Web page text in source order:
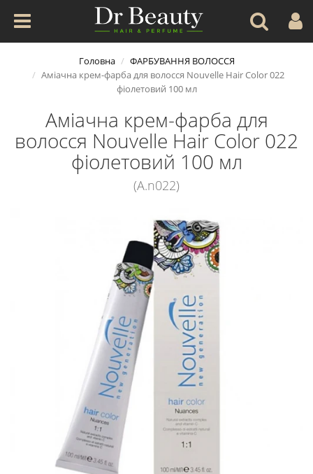
Головна
ФАРБУВАННЯ ВОЛОССЯ
Аміачна крем-фарба для волосся Nouvelle Hair Color 022
фіолетовий 100 мл
Аміачна крем-фарба для
волосся Nouvelle Hair Color 022
фіолетовий 100 мл
(A.n022)